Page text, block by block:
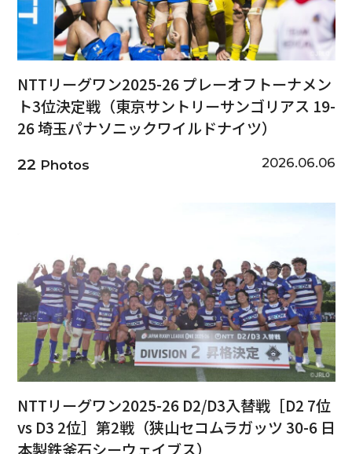
NTTリーグワン2025-26 プレーオフトーナメン
ト3位決定戦（東京サントリーサンゴリアス 19-
26 埼玉パナソニックワイルドナイツ）
22 Photos 2026.06.06
NTTリーグワン2025-26 D2/D3入替戦［D2 7位
vs D3 2位］第2戦（狭山セコムラガッツ 30-6 日
本製鉄釜石シーウェイブス）